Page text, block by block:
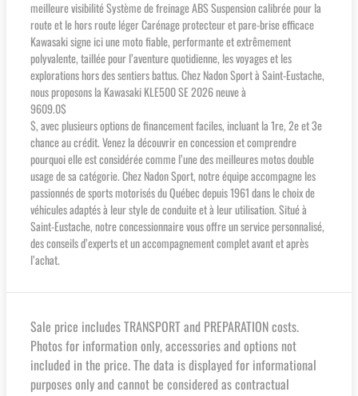
meilleure visibilité Système de freinage ABS Suspension calibrée pour la
route et le hors route léger Carénage protecteur et pare-brise efficace
Kawasaki signe ici une moto fiable, performante et extrêmement
polyvalente, taillée pour l’aventure quotidienne, les voyages et les
explorations hors des sentiers battus. Chez Nadon Sport à Saint-Eustache,
nous proposons la Kawasaki KLE500 SE 2026 neuve à
9609.0$
$, avec plusieurs options de financement faciles, incluant la 1re, 2e et 3e
chance au crédit. Venez la découvrir en concession et comprendre
pourquoi elle est considérée comme l’une des meilleures motos double
usage de sa catégorie. Chez Nadon Sport, notre équipe accompagne les
passionnés de sports motorisés du Québec depuis 1961 dans le choix de
véhicules adaptés à leur style de conduite et à leur utilisation. Situé à
Saint-Eustache, notre concessionnaire vous offre un service personnalisé,
des conseils d’experts et un accompagnement complet avant et après
l’achat.
Sale price includes TRANSPORT and PREPARATION costs.
Photos for information only, accessories and options not
included in the price. The data is displayed for informational
purposes only and cannot be considered as contractual